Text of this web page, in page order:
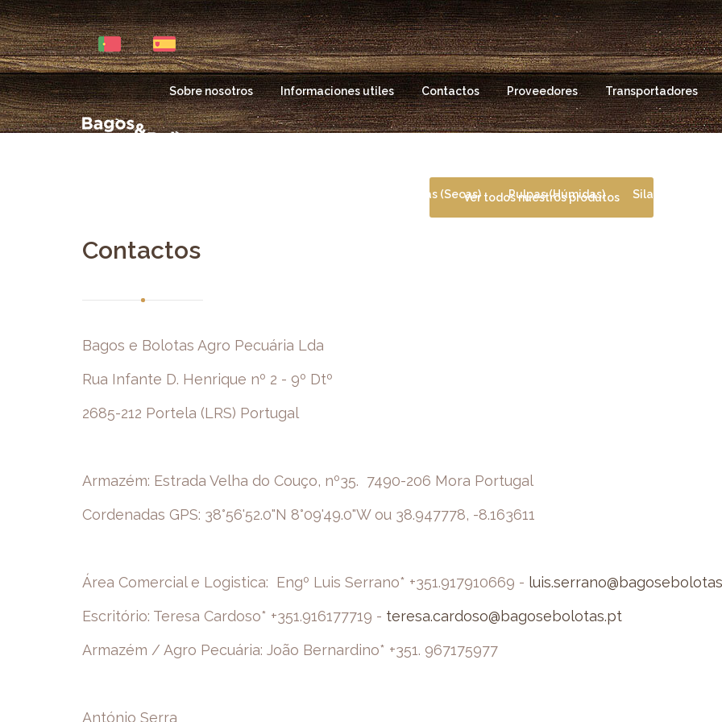
Sobre nosotros Informaciones utiles Contactos Proveedores Transportadores
Pulpas (Secas) Pulpas (Húmidas) Silagens /
Ver todos nuestros produtos
Contactos
Bagos e Bolotas Agro Pecuária Lda
Rua Infante D. Henrique nº 2 - 9º Dtº
2685-212 Portela (LRS) Portugal
Armazém: Estrada Velha do Couço, nº35. 7490-206 Mora Portugal
Cordenadas GPS: 38°56'52.0"N 8°09'49.0"W ou 38.947778, -8.163611
Área Comercial e Logistica: Engº Luis Serrano* +351.917910669 -
Escritório: Teresa Cardoso* +351.916177719 - teresa.cardoso@bagosebolotas.pt
Armazém / Agro Pecuária: João Bernardino* +351. 967175977
António Serra